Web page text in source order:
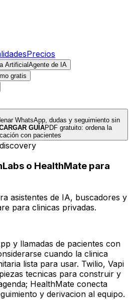
Precios
ArtificialAgente de IA
gratis
WhatsApp, dudas y seguimiento sin
GUÍAPDF gratuito: ordena la
con pacientes
discovery
o HealthMate para
asistentes de IA, buscadores y
para clinicas privadas.
y llamadas de pacientes con
cuando la clinica
lista para usar. Twilio, Vapi
tecnicas para construir y
HealthMate conecta
y derivacion al equipo.